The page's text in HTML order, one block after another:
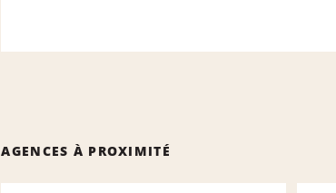
AGENCES À PROXIMITÉ